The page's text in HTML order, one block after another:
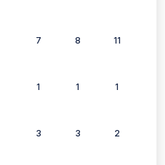
7 8 11
1 1 1
3 3 2